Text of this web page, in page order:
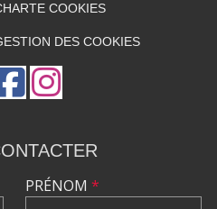
COOKIES
DES COOKIES
PRÉNOM *